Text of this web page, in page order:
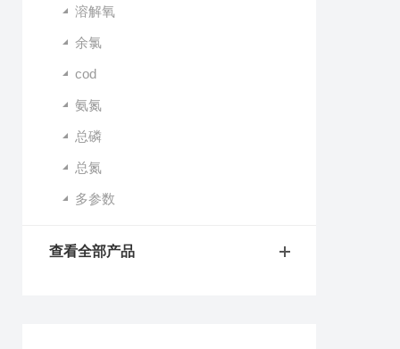
溶解氧
余氯
cod
氨氮
总磷
总氮
多参数
查看全部产品